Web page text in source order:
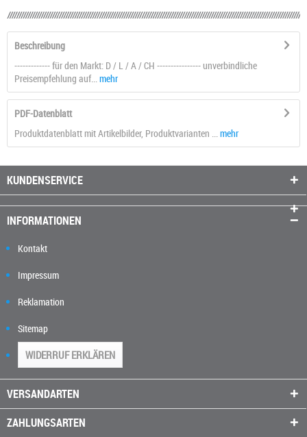
Beschreibung
------------- für den Markt: D / L / A / CH ---------------- unverbindliche
Preisempfehlung auf...
mehr
PDF-Datenblatt
Produktdatenblatt mit Artikelbilder, Produktvarianten ... mehr
KUNDENSERVICE
INFORMATIONEN
Kontakt
Impressum
Reklamation
Sitemap
WIDERRUF ERKLÄREN
VERSANDARTEN
ZAHLUNGSARTEN